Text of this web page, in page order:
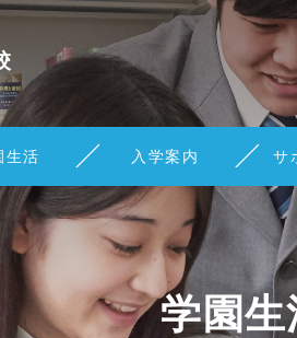
生活 入学案内 サ
学園生